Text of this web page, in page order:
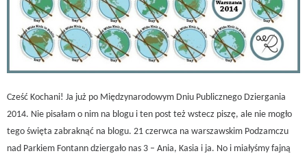
Cześć Kochani! Ja już po Międzynarodowym Dniu Publicznego Dziergania
2014. Nie pisałam o nim na blogu i ten post też wstecz piszę, ale nie mogło
tego święta zabraknąć na blogu. 21 czerwca na warszawskim Podzamczu
nad Parkiem Fontann dziergało nas 3 – Ania, Kasia i ja. No i miałyśmy fajną